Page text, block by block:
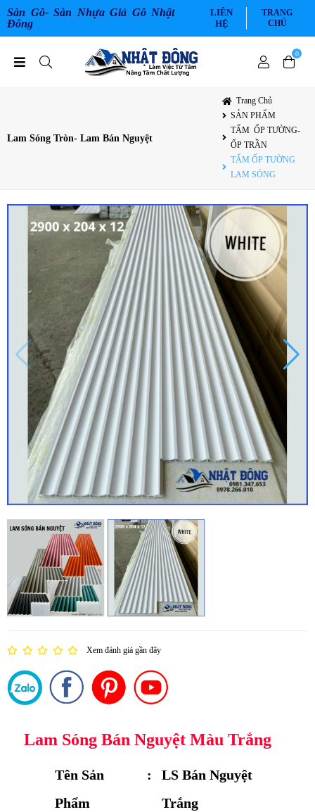
Sàn Gỗ- Sàn Nhựa Giả Gỗ Nhật
Đông
LIÊN
HỆ
TRANG
CHỦ
0
Lam Sóng Tròn- Lam Bán Nguyệt
Trang Chủ
SẢN PHẨM
TẤM ỐP TƯỜNG-
ỐP TRẦN
TẤM ỐP TƯỜNG
LAM SÓNG
Xem đánh giá gần đây
Lam Sóng Bán Nguyệt Màu Trắng
Tên Sản
Phẩm
:
LS Bán Nguyệt
Trắng